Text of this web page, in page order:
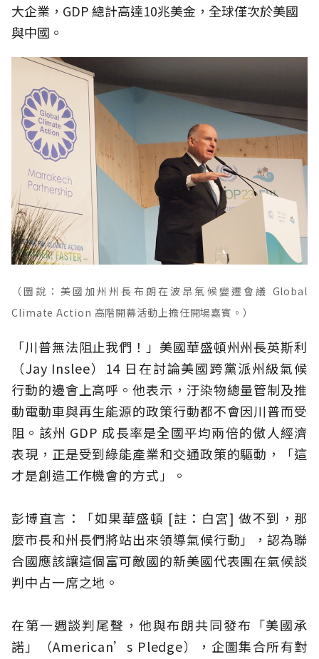
大企業，GDP 總計高達10兆美金，全球僅次於美國
與中國。
（圖說：美國加州州長布朗在波昂氣候變遷會議 Global
Climate Action 高階開幕活動上擔任開場嘉賓。）
「川普無法阻止我們！」美國華盛頓州州長英斯利
（Jay Inslee）14 日在討論美國跨黨派州級氣候
行動的邊會上高呼。他表示，汙染物總量管制及推
動電動車與再生能源的政策行動都不會因川普而受
阻。該州 GDP 成長率是全國平均兩倍的傲人經濟
表現，正是受到綠能產業和交通政策的驅動，「這
才是創造工作機會的方式」。
彭博直言：「如果華盛頓 [註：白宮] 做不到，那
麼市長和州長們將站出來領導氣候行動」，認為聯
合國應該讓這個富可敵國的新美國代表團在氣候談
判中占一席之地。
在第一週談判尾聲，他與布朗共同發布「美國承
諾」（American’s Pledge），企圖集合所有對